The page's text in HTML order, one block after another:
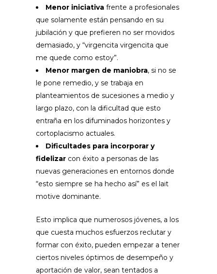
Menor iniciativa frente a profesionales
que solamente están pensando en su
jubilación y que prefieren no ser movidos
demasiado, y “virgencita virgencita que
me quede como estoy”.
Menor margen de maniobra, si no se
le pone remedio, y se trabaja en
planteamientos de sucesiones a medio y
largo plazo, con la dificultad que esto
entraña en los difuminados horizontes y
cortoplacismo actuales.
Dificultades para incorporar y
fidelizar con éxito a personas de las
nuevas generaciones en entornos donde
“esto siempre se ha hecho así” es el lait
motive dominante.
Esto implica que numerosos jóvenes, a los
que cuesta muchos esfuerzos reclutar y
formar con éxito, pueden empezar a tener
ciertos niveles óptimos de desempeño y
aportación de valor, sean tentados a